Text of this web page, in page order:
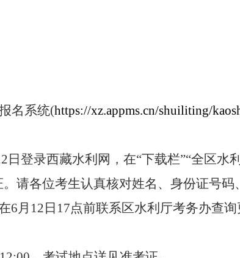
名系统(https://xz.appms.cn/shuiliting/
登录西藏水利网，在“下载栏”“全区水
请各位考生认真核对姓名、身份证号
月12日17点前联系区水利厅考务办查询